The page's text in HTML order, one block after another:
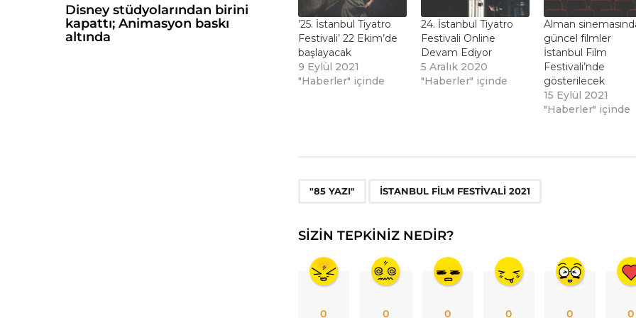
’25. İstanbul Tiyatro
Festivali’ 22 Ekim’de
başlayacak
9 Eylül 2021
"Haberler" içinde
24. İstanbul Tiyatro
Festivali Online
Devam Ediyor
5 Aralık 2020
"Haberler" içinde
Alman
güncel filmler
İstanbul Film
Festivali’nde
gösterilecek
15 Eylül 2021
"Haberler" içinde
"85 YAZI" ISTANBUL FILM FESTIVALI 2021
SIZIN TEPKINIZ NEDIR?
0 0 0 0 0 0
Disney stüdyolarından birini
kapattı; Animasyon baskı
altında